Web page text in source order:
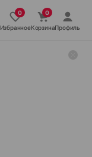
ИзбранноеКорзинаПрофиль